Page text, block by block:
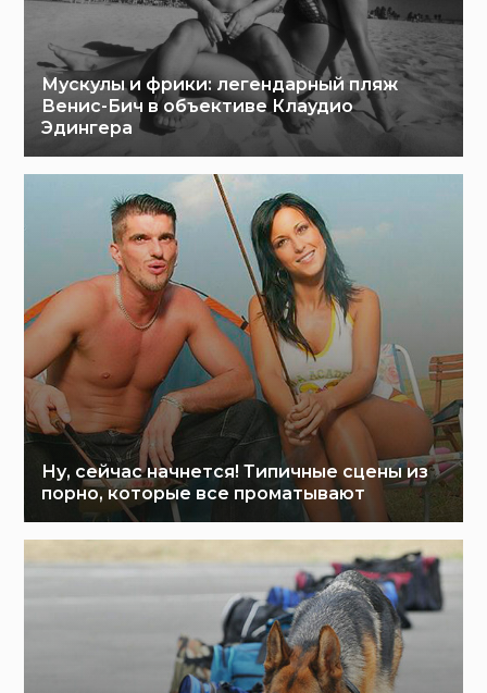
Мускулы и фрики: легендарный пляж
Венис-Бич в объективе Клаудио
Эдингера
Ну, сейчас начнется! Типичные сцены из
порно, которые все проматывают